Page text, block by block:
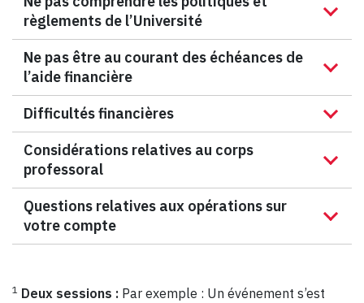
règlements de l’Université
Ne pas être au courant des échéances de
l’aide financière
Difficultés financières
Considérations relatives au corps
professoral
Questions relatives aux opérations sur
votre compte
1 Deux sessions : Par exemple : Un événement s’est